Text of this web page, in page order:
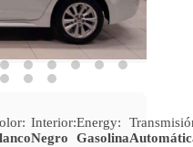
Interior:
Negro
Energy:
Gasolina